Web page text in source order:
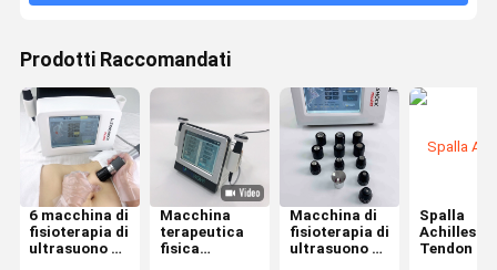
Prodotti Raccomandati
6 macchina di
fisioterapia di
ultrasuono di
Macchina
terapeutica
fisica
Macchina di
fisioterapia di
ultrasuono di
Spalla
Achilles
Tendon